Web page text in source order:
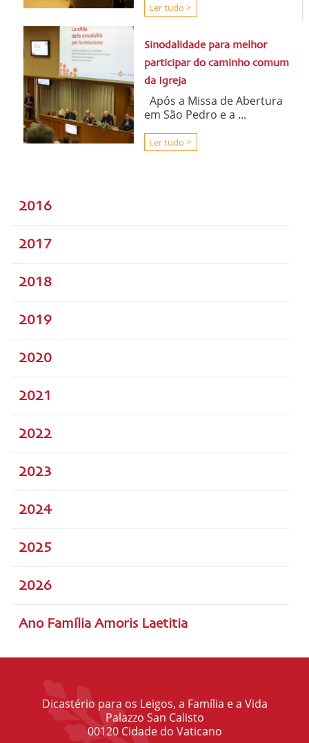
Ler tudo >
Sinodalidade para melhor
participar do caminho comum
da Igreja
Após a Missa de Abertura
em São Pedro e a ...
Ler tudo >
2016
2017
2018
2019
2020
2021
2022
2023
2024
2025
2026
Ano Família Amoris Laetitia
Dicastério para os Leigos, a Família e a Vida
Palazzo San Calisto
00120 Cidade do Vaticano